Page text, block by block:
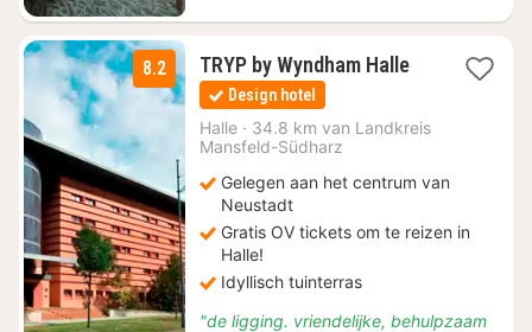
8.2 TRYP by Wyndham Halle1
€
Design hotel
Halle · 34.8 km van Landkreis
Mansfeld-Südharz
Gelegen aan het centrum van
Neustadt
Gratis OV tickets om te reizen in
Halle!
Idyllisch tuinterras
"de ligging. vriendelijke, behulpzaam